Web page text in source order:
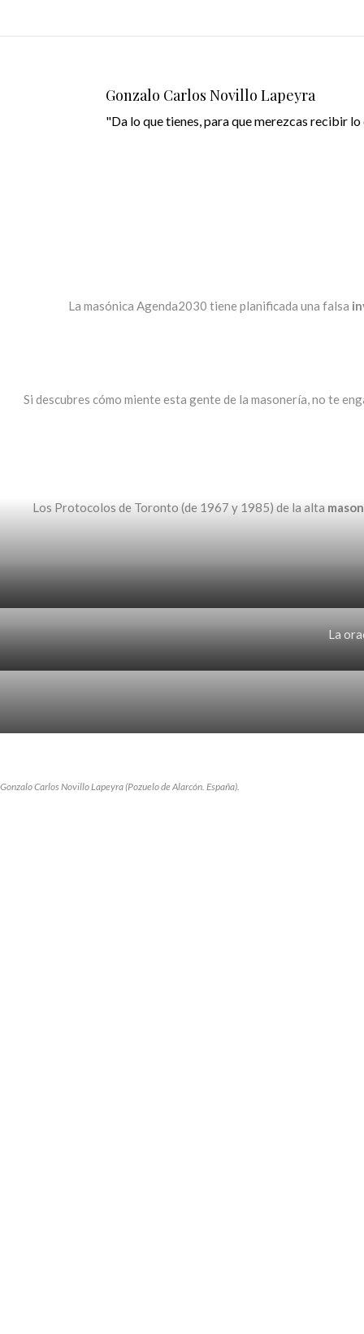
Gonzalo Carlos Novillo Lapeyra
"Da lo que tienes, para que merezcas recibir
La masónica Agenda2030 tiene planificada una falsa
Si descubres cómo miente esta gente de la masonería, no te
Los Protocolos de Toronto (de 1967 y 1985) de la alta
La
Gonzalo Carlos Novillo Lapeyra (Pozuelo de Alarcón. España).